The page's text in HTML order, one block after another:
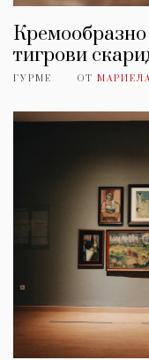
тигрови
ГУРМЕ ОТ